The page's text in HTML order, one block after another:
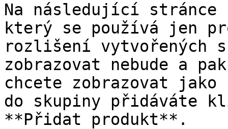
Na následující stránce
který se používá jen
rozlišení vytvořených
zobrazovat nebude a
chcete zobrazovat
do skupiny přidáváte
**Přidat produkt**.